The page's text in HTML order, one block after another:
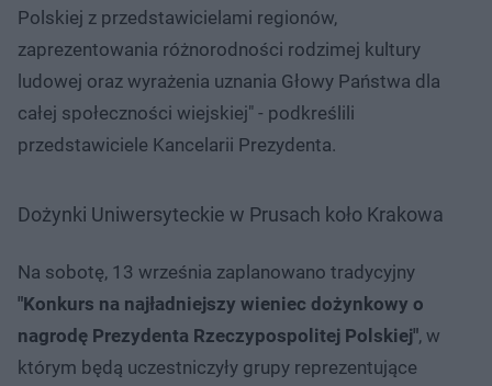
Polskiej z przedstawicielami regionów,
zaprezentowania różnorodności rodzimej kultury
ludowej oraz wyrażenia uznania Głowy Państwa dla
całej społeczności wiejskiej" - podkreślili
przedstawiciele Kancelarii Prezydenta.
Dożynki Uniwersyteckie w Prusach koło Krakowa
Na sobotę, 13 września zaplanowano tradycyjny
"Konkurs na najładniejszy wieniec dożynkowy o
nagrodę Prezydenta Rzeczypospolitej Polskiej", w
którym będą uczestniczyły grupy reprezentujące